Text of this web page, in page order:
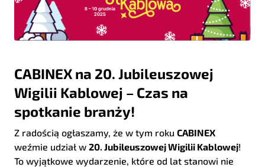
CABINEX na 20. Jubileuszowej
Wigilii Kablowej – Czas na
spotkanie branży!
Z radością ogłaszamy, że w tym roku CABINEX
weźmie udział w 20. Jubileuszowej Wigilii Kablowej!
To wyjątkowe wydarzenie, które od lat stanowi nie